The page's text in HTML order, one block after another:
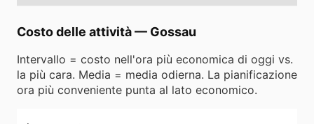
Costo delle attività— Gossau
Intervallo = costo nell'ora più economica di oggi vs.
la più cara. Media = media odierna. La pianificazione
ora più conveniente punta al lato economico.